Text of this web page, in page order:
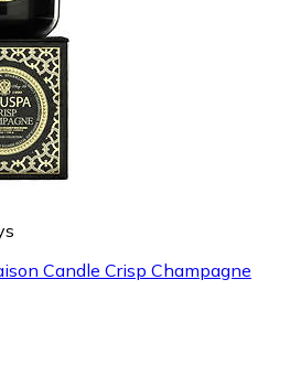
Candle Crisp Champagne